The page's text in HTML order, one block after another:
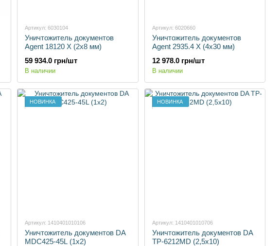
Артикул: 6030104
Уничтожитель документов
Agent 18120 X (2x8 мм)
59 934.0 грн/шт
В наличии
Артикул: 6020660
Уничтожитель документов
Agent 2935.4 X (4x30 мм)
12 978.0 грн/шт
В наличии
НОВИНКА
Артикул: 1410401010106
Уничтожитель документов DA
MDC425-45L (1х2)
НОВИНКА
Артикул: 1410401010706
Уничтожитель документов DA
TP-6212MD (2,5х10)